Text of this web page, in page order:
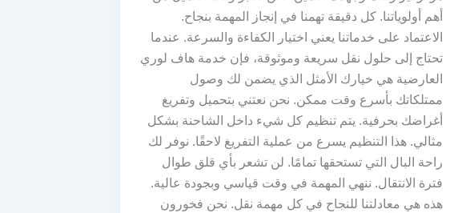
أهم أولوياتنا. كل دقيقة تهمنا في إنجاز المهمة بنجاح.
الاعتماد على خدماتنا يعني اختيار الكفاءة والسرعة. عندما
تحتاج إلى حلول نقل سريعة وموثوقة، فإن خدمة هاف لوري
العارضية هي خيارك الأمثل الذي يضمن لك وصول
ممتلكاتك بأسرع وقت ممكن. نحن نعتني بتحميل وتفريغ
أغراضك بحرفية. يتم تنظيم كل شيء داخل الشاحنة بشكل
مثالي. هذا التنظيم يسرع من عملية التفريغ لاحقًا. نوفر لك
راحة البال التي تستحقها تمامًا. لن تشعر بأي قلق طوال
فترة الانتقال. ننهي المهمة في وقت قياسي وبجودة عالية.
هذه هي معادلتنا للنجاح في كل مهمة نقل. نحن فخورون